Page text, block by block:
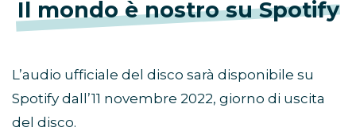
Il mondo è nostro su Spotify
L’audio ufficiale del disco sarà disponibile su
Spotify dall’11 novembre 2022, giorno di uscita
del disco.